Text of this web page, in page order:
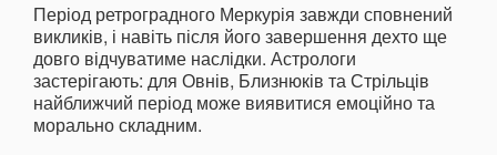
Період ретроградного Меркурія завжди сповнений
викликів, і навіть після його завершення дехто ще
довго відчуватиме наслідки. Астрологи
застерігають: для Овнів, Близнюків та Стрільців
найближчий період може виявитися емоційно та
морально складним.